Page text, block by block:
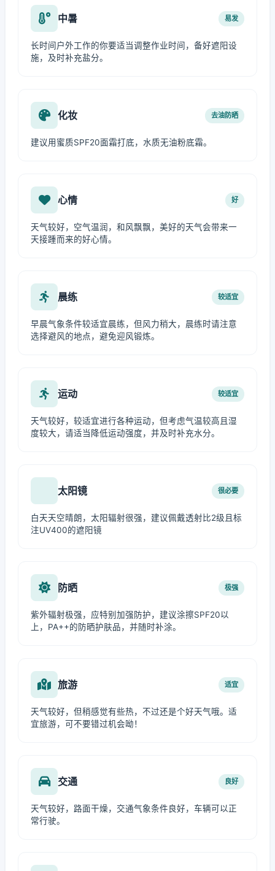
中暑 易发
长时间户外工作的你要适当调整作业时间，备好遮阳设
施，及时补充盐分。
化妆 去油防晒
建议用蜜质SPF20面霜打底，水质无油粉底霜。
心情 好
天气较好，空气温润，和风飘飘，美好的天气会带来一
天接踵而来的好心情。
晨练 较适宜
早晨气象条件较适宜晨练，但风力稍大，晨练时请注意
选择避风的地点，避免迎风锻炼。
运动 较适宜
天气较好，较适宜进行各种运动，但考虑气温较高且湿
度较大，请适当降低运动强度，并及时补充水分。
太阳镜 很必要
白天天空晴朗，太阳辐射很强，建议佩戴透射比2级且标
注UV400的遮阳镜
防晒 极强
紫外辐射极强，应特别加强防护，建议涂擦SPF20以
上，PA++的防晒护肤品，并随时补涂。
旅游 适宜
天气较好，但稍感觉有些热，不过还是个好天气哦。适
宜旅游，可不要错过机会呦！
交通 良好
天气较好，路面干燥，交通气象条件良好，车辆可以正
常行驶。